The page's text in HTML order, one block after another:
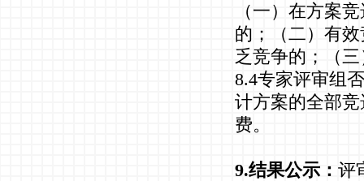
（一）在方案
的；（二）有
乏竞争的；（
8.4专家评审组
计方案的全部
费。
9.结果公示： 评